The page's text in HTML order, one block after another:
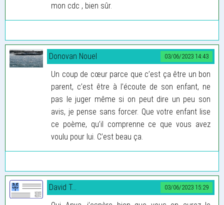
mon cdc , bien sûr.
03/06/2023 14:43
Donovan Nouel
Un coup de cœur parce que c’est ça être un bon
parent, c’est être à l’écoute de son enfant, ne
pas le juger même si on peut dire un peu son
avis, je pense sans forcer. Que votre enfant lise
ce poème, qu’il comprenne ce que vous avez
voulu pour lui. C’est beau ça.
03/06/2023 15:29
David T...